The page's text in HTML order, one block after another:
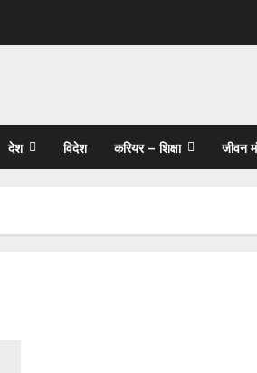
देश विदेश करियर – शिक्षा जीवन